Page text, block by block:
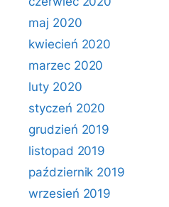
maj 2020
kwiecień 2020
marzec 2020
luty 2020
styczeń 2020
grudzień 2019
listopad 2019
październik 2019
wrzesień 2019